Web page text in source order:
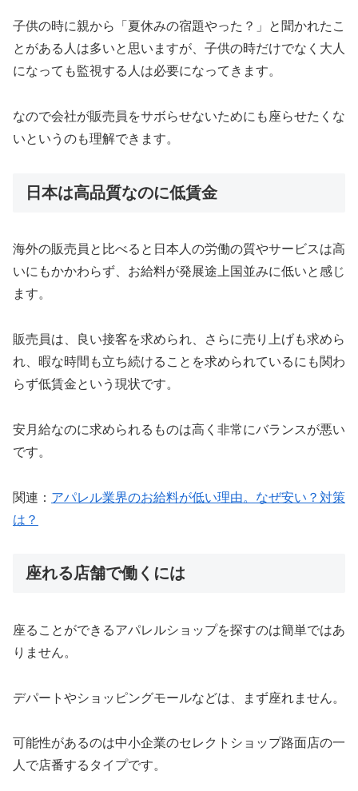
子供の時に親から「夏休みの宿題やった？」と聞かれたこ
とがある人は多いと思いますが、子供の時だけでなく大人
になっても監視する人は必要になってきます。
なので会社が販売員をサボらせないためにも座らせたくな
いというのも理解できます。
日本は高品質なのに低賃金
海外の販売員と比べると日本人の労働の質やサービスは高
いにもかかわらず、お給料が発展途上国並みに低いと感じ
ます。
販売員は、良い接客を求められ、さらに売り上げも求めら
れ、暇な時間も立ち続けることを求められているにも関わ
らず低賃金という現状です。
安月給なのに求められるものは高く非常にバランスが悪い
です。
関連： アパレル業界のお給料が低い理由。なぜ安い？対策
は？
座れる店舗で働くには
座ることができるアパレルショップを探すのは簡単ではあ
りません。
デパートやショッピングモールなどは、まず座れません。
可能性があるのは中小企業のセレクトショップ路面店の一
人で店番するタイプです。